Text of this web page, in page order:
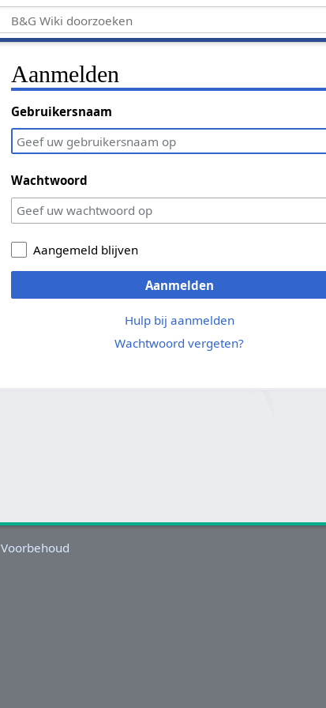
Aanmelden
Gebruikersnaam
Wachtwoord
Aangemeld blijven
Aanmelden
Hulp bij aanmelden
Wachtwoord vergeten?
Voorbehoud